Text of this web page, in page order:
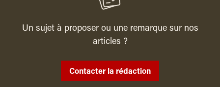
Un sujet à proposer ou une remarque sur nos
articles ?
Contacter la rédaction